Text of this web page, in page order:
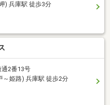
) 兵庫駅 徒歩3分
2番13号
～姫路) 兵庫駅 徒歩2分